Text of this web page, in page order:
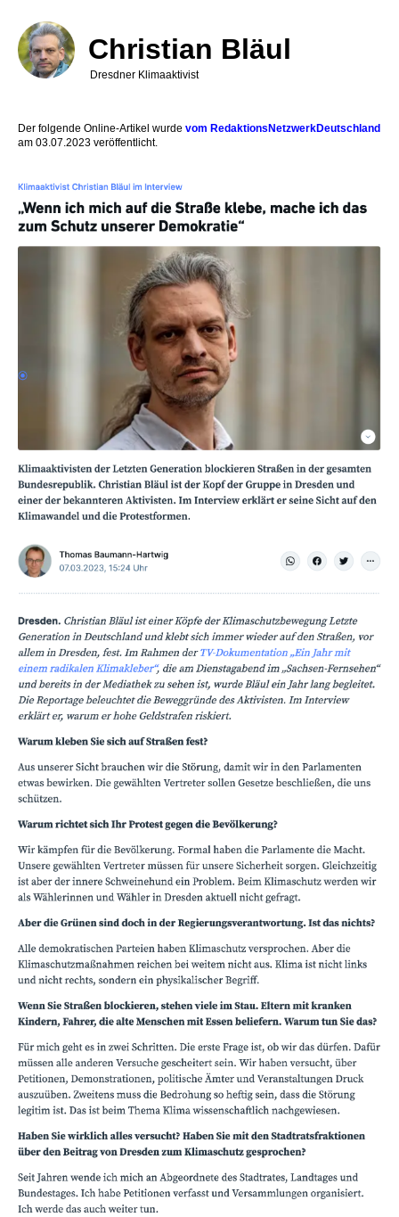
Inhalt
Christian Bläul
Dresdner Klimaaktivist
Der folgende Online-Artikel wurde vom RedaktionsNetzwerkDeutschland
am 03.07.2023 veröffentlicht.